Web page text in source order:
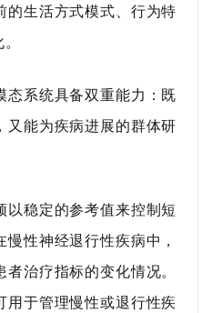
的生活方式模式、行为特
态系统具备双重能力：既
又能为疾病进展的群体研
以稳定的参考值来控制短
性神经退行性疾病中，
治疗指标的变化情况。
用于管理慢性或退行性疾